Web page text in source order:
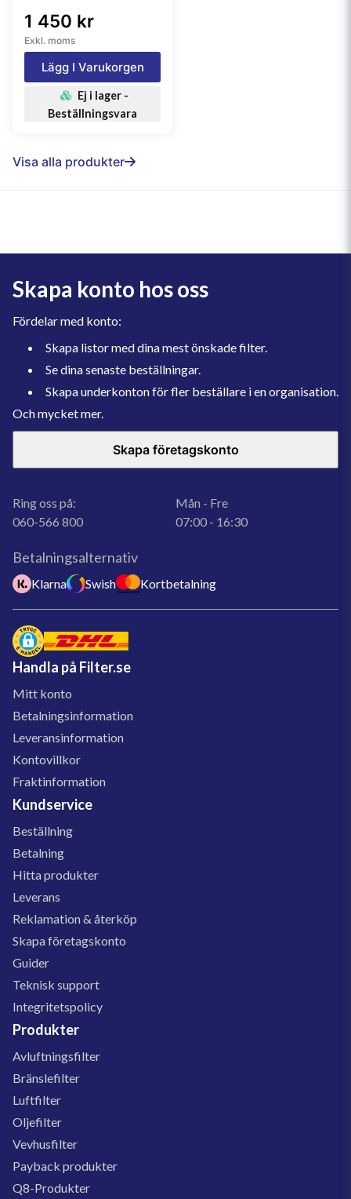
1 450 kr
Exkl. moms
Lägg I Varukorgen
Ej i lager -
Beställningsvara
Visa alla produkter
Skapa konto hos oss
Fördelar med konto:
Skapa listor med dina mest önskade filter.
Se dina senaste beställningar.
Skapa underkonton för fler beställare i en organisation.
Och mycket mer.
Skapa företagskonto
Ring oss på:
060-566 800
Mån - Fre
07:00 - 16:30
Betalningsalternativ
Klarna Swish Kortbetalning
Handla på Filter.se
Mitt konto
Betalningsinformation
Leveransinformation
Kontovillkor
Fraktinformation
Kundservice
Beställning
Betalning
Hitta produkter
Leverans
Reklamation & återköp
Skapa företagskonto
Guider
Teknisk support
Integritetspolicy
Produkter
Avluftningsfilter
Bränslefilter
Luftfilter
Oljefilter
Vevhusfilter
Payback produkter
Q8-Produkter